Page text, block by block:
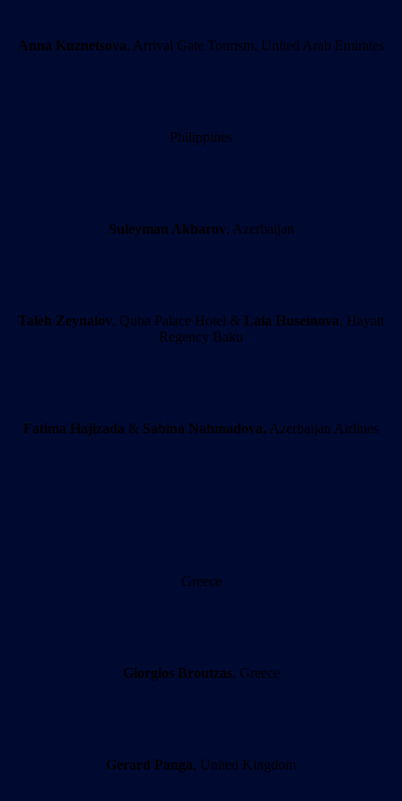
Anna Kuznetsova, Arrival Gate Tourism, United Arab Emirates
Philippines
Suleyman Akbarov, Azerbaijan
Taleh Zeynalov, Quba Palace Hotel & Lala Huseinova, Hayatt
Regency Baku
Fatima Hajizada & Sabina Nahmadova, Azerbaijan Airlines
Greece
Giorgios Broutzas, Greece
Gerard Panga, United Kingdom